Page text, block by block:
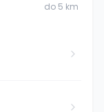
do 5 km